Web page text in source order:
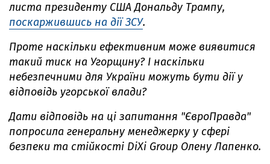
листа президенту США Дональду Трампу,
поскаржившись на дії ЗСУ.
Проте наскільки ефективним може виявитися
такий тиск на Угорщину? І наскільки
небезпечними для України можуть бути дії у
відповідь угорської влади?
Дати відповідь на ці запитання "ЄвроПравда"
попросила генеральну менеджерку у сфері
безпеки та стійкості DiXi Group Олену Лапенко.